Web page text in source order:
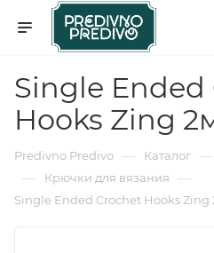
Single Ended
Hooks Zing
Predivno Predivo — Каталог —
— Крючки для вязания —
Single Ended Crochet Hooks Zing